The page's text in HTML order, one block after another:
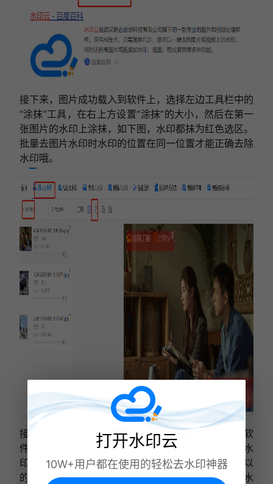
接下来，图片成功载入到软件上，选择左边工具栏中的
“涂抹”工具，在右上方设置“涂抹”的大小，然后在第一
张图片的水印上涂抹，如下图，水印都抹为红色选区。
批量去图片水印时水印的位置在同一位置才能正确去除
水印哦。
接下来，如下图，点击图片去水印，图片批量去水印软
件软件开始自动处理文件，还蛮快的噢。图片批量去水
印软件对图片的数量没有限制，添加多一点也是可以
的。图片水印不在图片的同一位置上的话可以单独去水
打开水印云
10W+用户都在使用的轻松去水印神器